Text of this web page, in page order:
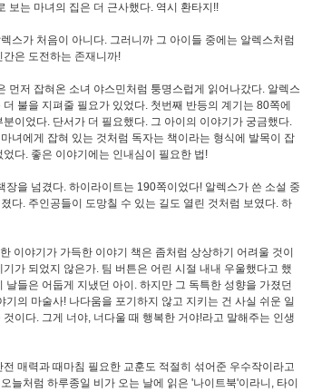
보는 마녀의 집은 더 근사했다. 역시 환타지!!
스가 처음이 아니다. 그러니까 그 아이들 중에는 알렉스처럼
은 도전하는 존재니까!
먼저 잡혀온 소녀 야스민처럼 퉁명스럽게 읽어나갔다. 알렉스
불을 지펴줄 필요가 있었다. 첫번째 반등의 계기는 80쪽에
이었다. 단서가 더 필요했다. 그 아이의 이야기가 궁금했다.
녀에게 잡혀 있는 것처럼 독자는 책이라는 형식에 발목이 잡
다. 좋은 이야기에는 인내심이 필요한 법!
을 넘겼다. 하이라이트는 190쪽이었다! 알렉스가 쓴 소설 중
다. 주인공들이 도망칠 수 있는 길도 열린 것처럼 보였다. 하
이야기가 가득한 이야기 책은 좀처럼 상상하기 어려울 것이
가 되었지 않은가. 팀 버튼은 어린 시절 내내 우울했다고 했
들은 어둡게 지냈던 아이. 하지만 그 독특한 성향을 가졌던
의 마술사! 나다움을 포기하지 않고 지키는 건 사실 쉬운 일
이다. 그게 너야, 너다울 때 행복한 거야!라고 말해주는 인생
매력과 때마침 필요한 교훈도 적절히 섞어준 우수작이라고
오늘처럼 하루종일 비가 오는 날에 읽은 '나이트북'이라니, 타이